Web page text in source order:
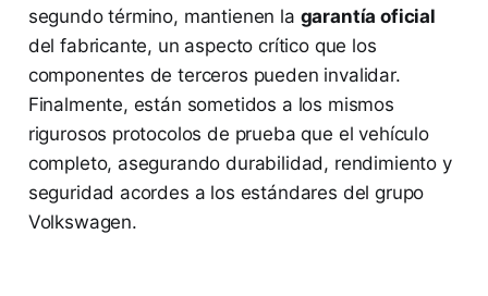
segundo término, mantienen la garantía oficial
del fabricante, un aspecto crítico que los
componentes de terceros pueden invalidar.
Finalmente, están sometidos a los mismos
rigurosos protocolos de prueba que el vehículo
completo, asegurando durabilidad, rendimiento y
seguridad acordes a los estándares del grupo
Volkswagen.